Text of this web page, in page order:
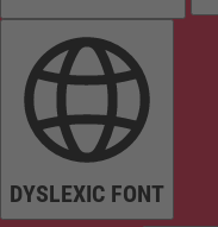
DYSLEXIC FONT